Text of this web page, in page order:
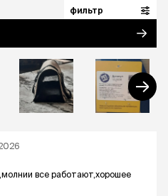
фильтр
все работают,хорошее